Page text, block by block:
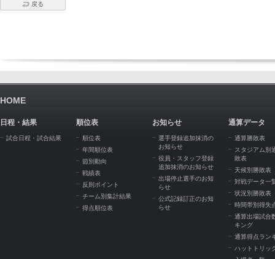
戻る
HOME
日程・結果
試合日程・試合結果
順位表
順位表
年間順位表
節別動向
戦績表
反則ポイント
チーム別集計結果
得点順位表
お知らせ
選手登録追加抹消の
お知らせ
役員・スタッフ登録
追加抹消のお知らせ
出場停止選手のお知
らせ
公式記録訂正のお知
らせ
通算データ
通算勝敗表
スタジアム別
敗表
天候別勝敗表
対戦データ一
状況別勝敗表
時間帯別得失
通算出場試合
キング
通算得点ラン
ハットトリッ